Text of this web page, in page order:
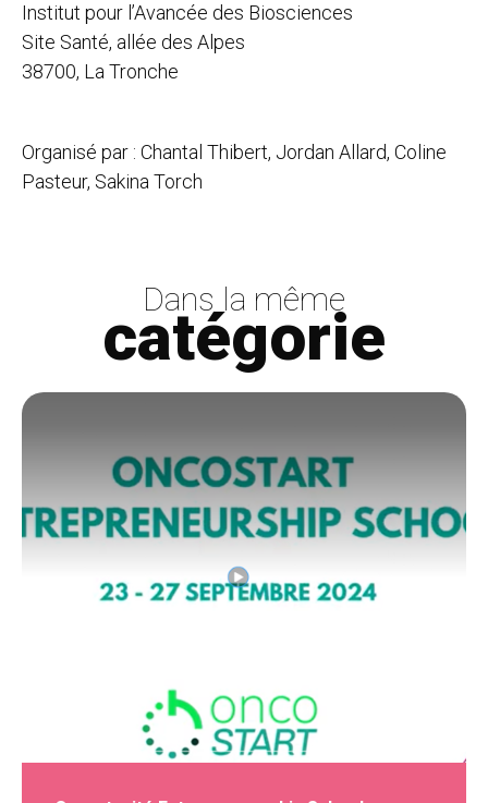
Institut pour l’Avancée des Biosciences
Site Santé, allée des Alpes
38700, La Tronche
Organisé par : Chantal Thibert, Jordan Allard, Coline
Pasteur, Sakina Torch
Dans la même
catégorie